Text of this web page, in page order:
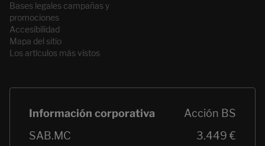
Bases legales campañas y
promociones
Accesibilidad
Mapa del sitio
Los artículos más vistos